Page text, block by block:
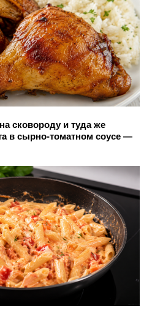
сковороду и туда же
в сырно-томатном соусе —